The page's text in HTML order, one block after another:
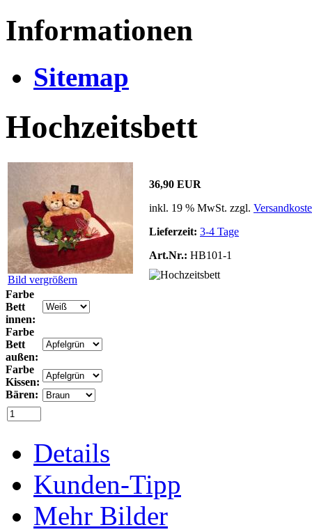
Informationen
Sitemap
Hochzeitsbett
Bild vergrößern
36,90 EUR
inkl. 19 % MwSt. zzgl.
Lieferzeit: 3-4 Tage
Art.Nr.: HB101-1
Farbe
Bett
innen:
Farbe
Bett
außen:
Farbe
Kissen:
Bären:
Details
Kunden-Tipp
Mehr Bilder